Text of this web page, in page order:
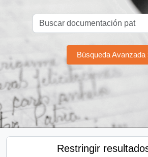
Búsqueda Avanzada
Restringir